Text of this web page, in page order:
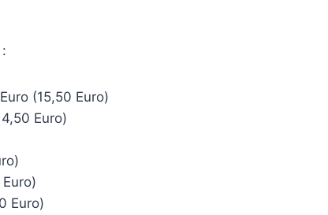
(15,50 Euro)
Euro)
Euro)